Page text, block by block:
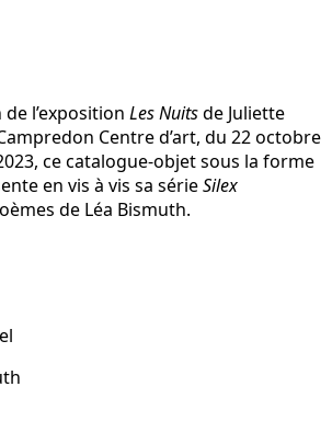
l’exposition Les Nuitsde Juliette
Centre d’art, du 22 octobre
ce catalogue-objet sous la forme
en vis à vis sa sérieSilex
de Léa Bismuth.